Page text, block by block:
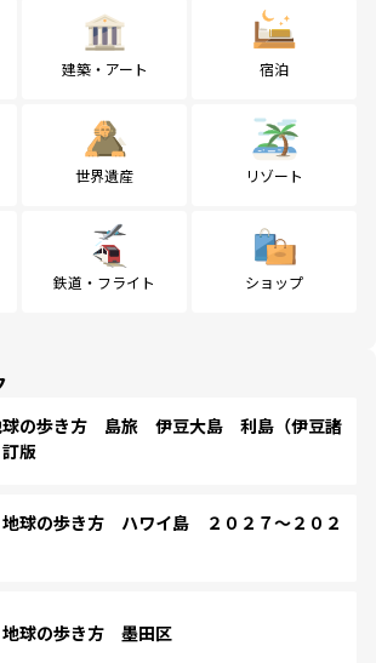
建築・アート 宿泊
世界遺産 リゾート
鉄道・フライト ショップ
の歩き方 島旅 伊豆大島 利島（伊豆諸
版
球の歩き方 ハワイ島 ２０２７～２０２
球の歩き方 墨田区